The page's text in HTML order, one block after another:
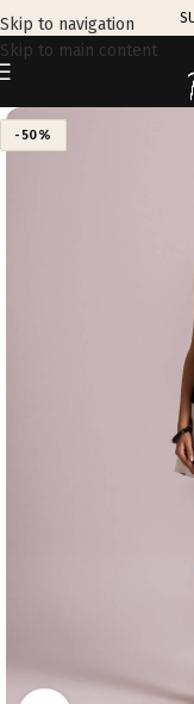
Skip to navigation
Skip to main content
-50%